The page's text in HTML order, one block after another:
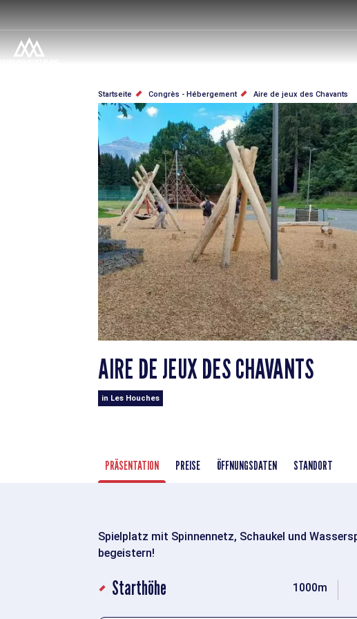
Inhalt
PFADNAVIGATION
Startseite Congrès - Hébergement Aire de jeux des Chavants
AIRE DE JEUX DES CHAVANTS
in Les Houches
PRÄSENTATION PREISE ÖFFNUNGSDATEN STANDORT
Spielplatz mit Spinnennetz, Schaukel und
begeistern!
Starthöhe 1000m